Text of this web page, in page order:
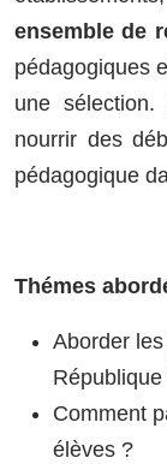
ensemble de
pédagogiques
une
nourrir des
pédagogique
Thémes
Aborder
Comment
élèves ?